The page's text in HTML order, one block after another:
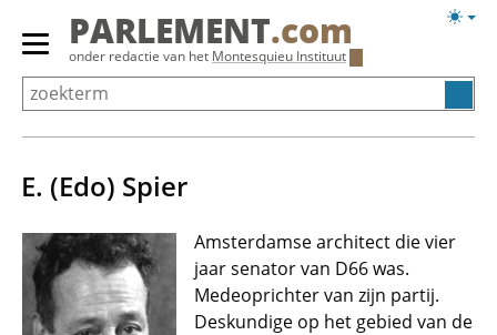
Overslaan
Primair
menu
tonen/verbergen
PARLEMENT.com
onder redactie van het Montesquieu Instituut
E. (Edo) Spier
Amsterdamse architect die vier
jaar senator van D66 was.
Medeoprichter van zijn partij.
Deskundige op het gebied van de